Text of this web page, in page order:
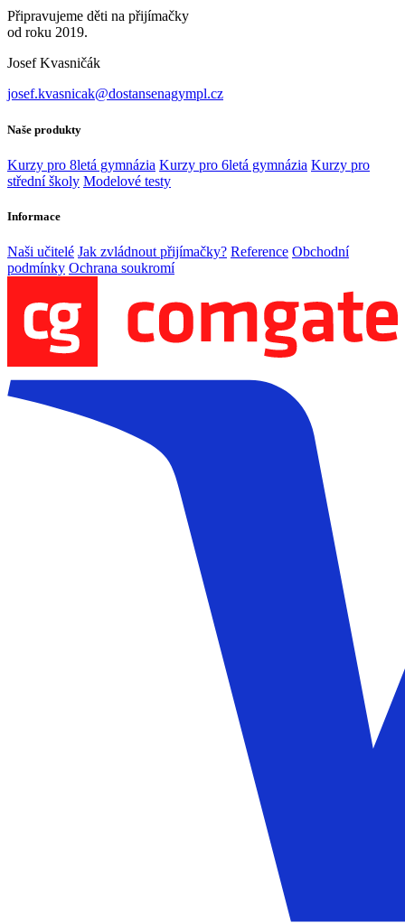
Připravujeme děti na přijímačky
od roku 2019.
Josef Kvasničák
josef.kvasnicak@dostansenagympl.cz
Naše produkty
Kurzy pro 8letá gymnázia Kurzy pro 6letá gymnázia Kurzy pro
střední školy Modelové testy
Informace
Naši učitelé Jak zvládnout přijímačky? Reference Obchodní
podmínky Ochrana soukromí